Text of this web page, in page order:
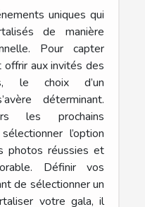
uniques qui
de manière
Pour capter
offrir aux invités des
le choix d’un
déterminant.
les prochains
l’option
photos réussies et
Définir vos
de sélectionner un
votre gala, il